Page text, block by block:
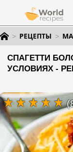
РЕЦЕПТЫ
СПАГЕТТИ
УСЛОВИЯХ -